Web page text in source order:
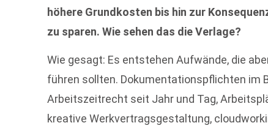
höhere Grundkosten bis hin zur
zu sparen. Wie sehen das die Verlage?
Wie gesagt: Es entstehen Aufwände, die
führen sollten. Dokumentationspflichten im
Arbeitszeitrecht seit Jahr und Tag,
kreative Werkvertragsgestaltung,